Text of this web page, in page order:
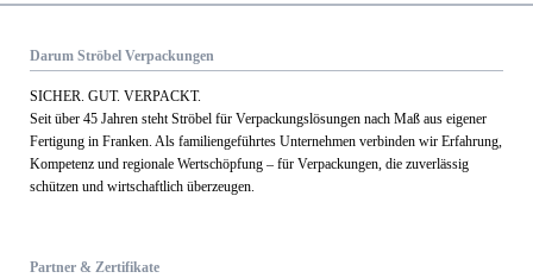
Darum Ströbel Verpackungen
SICHER. GUT. VERPACKT.
Seit über 45 Jahren steht Ströbel für Verpack­ungs­lösungen nach Maß aus eigener
Fertigung in Franken. Als familien­geführtes Unternehmen verbinden wir Erfahrung,
Kom­petenz und regionale Wert­schöpfung – für Verpackungen, die zuverlässig
schützen und wirtschaftlich überzeugen.
Partner & Zertifikate